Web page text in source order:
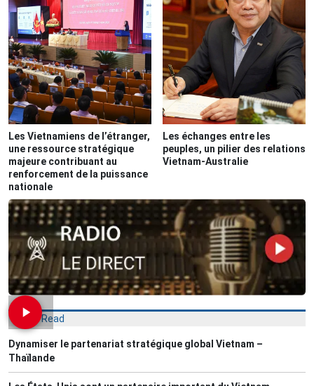
Les Vietnamiens de l’étranger,
une ressource stratégique
majeure contribuant au
renforcement de la puissance
nationale
Les échanges entre les
peuples, un pilier des relations
Vietnam-Australie
Most Read
Dynamiser le partenariat stratégique global Vietnam –
Thaïlande